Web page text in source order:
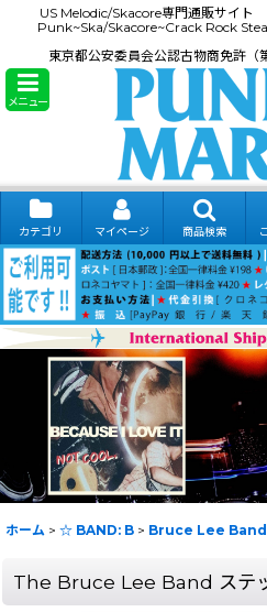
US Melodic/Skacore専門通販サイ
Punk~Ska/Skacore~Crack Rock
東京都公安委員会公認古物商免許
メニュー
カテゴリ マイページ 商品検索
ホーム > ☆ BAND: B > Bruce Lee Band
The Bruce Lee Band ステ